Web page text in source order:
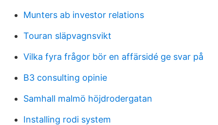
Munters ab investor relations
Touran släpvagnsvikt
Vilka fyra frågor bör en affärsidé ge svar på
B3 consulting opinie
Samhall malmö höjdrodergatan
Installing rodi system